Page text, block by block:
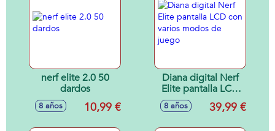
nerf elite 2.0 50
dardos
8 años 10,99 €
Diana digital Nerf
Elite pantalla LCD
con varios modos
de juego
8 años 39,99 €